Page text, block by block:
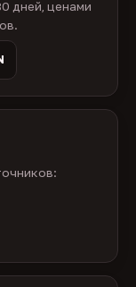
дней, ценами